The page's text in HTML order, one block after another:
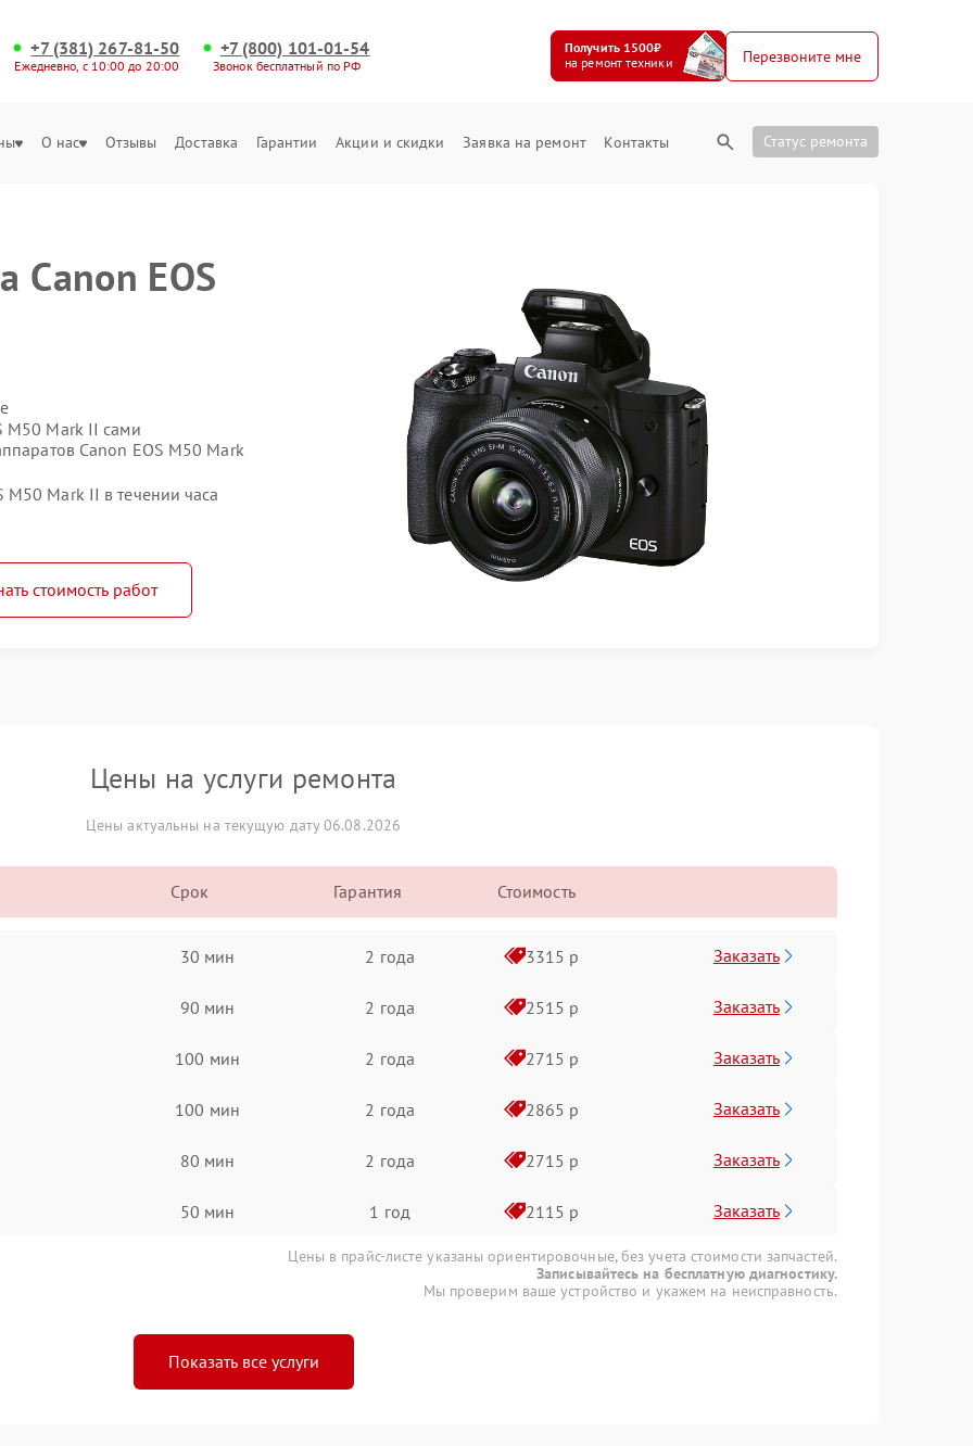
+7 (381) 267-81-50
Ежедневно, с 10:00 до 20:00
+7 (800) 101-01-54
Звонок бесплатный по РФ
Получить 1500₽
на ремонт техники
Перезвоните мне
О нас Отзывы Доставка Гарантии Акции и скидки Заявка на ремонт Контакты Статус ремонта
Canon EOS
M50 Mark II сами
Canon EOS M50 Mark
Mark II в течении часа
стоимость работ
Цены на услуги ремонта
Цены актуальны на текущую дату 06.08.2026
Срок Гарантия Стоимость
30 мин 2 года 3315 р Заказать
90 мин 2 года 2515 р Заказать
100 мин 2 года 2715 р Заказать
100 мин 2 года 2865 р Заказать
80 мин 2 года 2715 р Заказать
50 мин 1 год 2115 р Заказать
Цены в прайс-листе указаны ориентировочные, без учета стоимости запчастей.
Записывайтесь на бесплатную диагностику.
Мы проверим ваше устройство и укажем на неисправность.
Показать все услуги